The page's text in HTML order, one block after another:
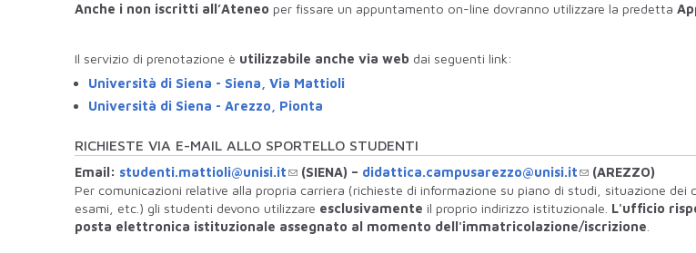
Anche i non iscritti all’Ateneo per fissare un appuntamento on-line dovranno utilizzare la predetta
Il servizio di prenotazione è utilizzabile anche via web dai seguenti link:
Università di Siena - Siena, Via Mattioli
Università di Siena - Arezzo, Pionta
RICHIESTE VIA E-MAIL ALLO SPORTELLO STUDENTI
Email: studenti.mattioli@unisi.it (SIENA) – didattica.campusarezzo@unisi.it
(AREZZO)
Per comunicazioni relative alla propria carriera (richieste di informazione su piano di studi, situazione
esami, etc.) gli studenti devono utilizzare esclusivamente il proprio indirizzo istituzionale. L'ufficio
posta elettronica istituzionale assegnato al momento dell'immatricolazione/iscrizione